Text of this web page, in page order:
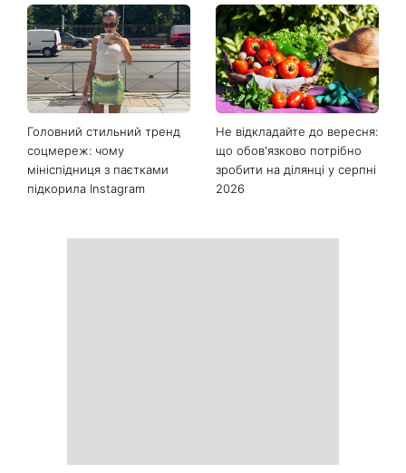
Головний стильний тренд
соцмереж: чому
мініспідниця з паєтками
підкорила Instagram
Не відкладайте до вересня:
що обов'язково потрібно
зробити на ділянці у серпні
2026